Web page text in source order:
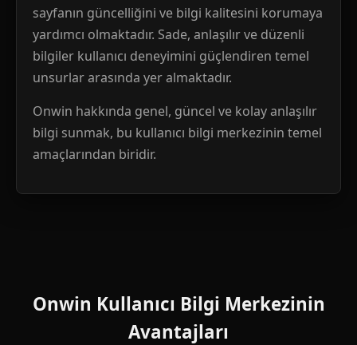
sayfanın güncelliğini ve bilgi kalitesini korumaya
yardımcı olmaktadır. Sade, anlaşılır ve düzenli
bilgiler kullanıcı deneyimini güçlendiren temel
unsurlar arasında yer almaktadır.
Onwin hakkında genel, güncel ve kolay anlaşılır
bilgi sunmak, bu kullanıcı bilgi merkezinin temel
amaçlarından biridir.
Onwin Kullanıcı Bilgi Merkezinin
Avantajları